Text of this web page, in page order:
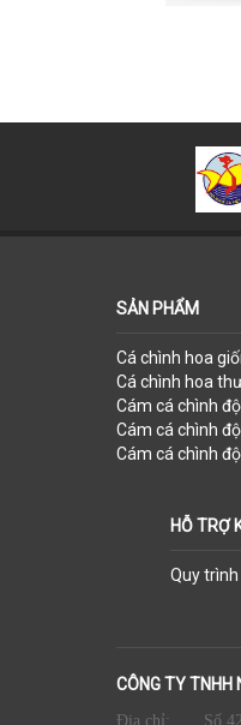
SẢN PHẨM
Cá chình hoa
Cá chình hoa
Cám cá chình
Cám cá chình
Cám cá chình
HỖ TRỢ
Quy
CÔNG TY TNHH
Địa chỉ: Số